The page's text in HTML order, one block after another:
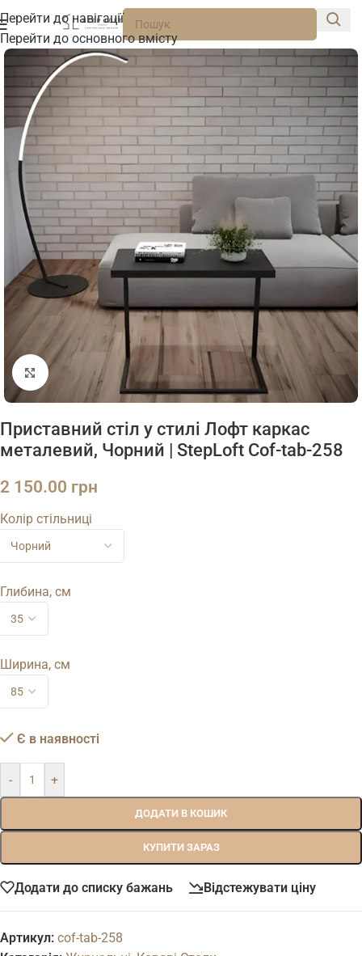
Перейти до навігації
Перейти до основного вмісту
Натисніть, щоб збільшити
Приставний стіл у стилі Лофт каркас
металевий, Чорний | StepLoft Cof-tab-258
2 150.00 грн
Колір стільниці
Глибина, см
Ширина, см
Є в наявності
- +
ДОДАТИ В КОШИК
КУПИТИ ЗАРАЗ
Додати до списку бажань Відстежувати ціну
Артикул: cof-tab-258